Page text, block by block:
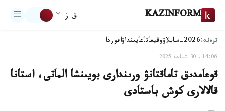
KAZINFORM ق ز
ترەند:2026-سايلاۋ وقيعاتاعايىنداۋاقوردا
14:06, 30 شىلدە 2025
قوعامدىق تاماقتانۋ ورىندارى بويىنشا الماتى، استانا
قالالارى كوش باستادى